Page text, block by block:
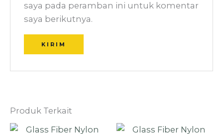
saya pada peramban ini untuk komentar
saya berikutnya.
Produk Terkait